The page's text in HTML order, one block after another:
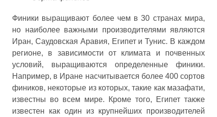
Финики выращивают более чем в 30 странах мира,
но наиболее важными производителями являются
Иран, Саудовская Аравия, Египет и Тунис. В каждом
регионе, в зависимости от климата и почвенных
условий, выращиваются определенные финики.
Например, в Иране насчитывается более 400 сортов
фиников, некоторые из которых, такие как мазафати,
известны во всем мире. Кроме того, Египет также
известен как один из крупнейших производителей